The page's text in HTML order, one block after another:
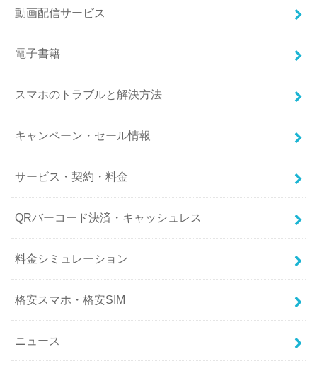
動画配信サービス
電子書籍
スマホのトラブルと解決方法
キャンペーン・セール情報
サービス・契約・料金
QRバーコード決済・キャッシュレス
料金シミュレーション
格安スマホ・格安SIM
ニュース